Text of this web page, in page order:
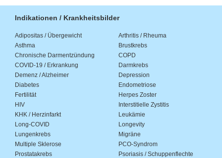
Indikationen / Krankheitsbilder
Adipositas / Übergewicht
Arthritis / Rheuma
Asthma
Brustkrebs
Chronische Darmentzündung
COPD
COVID-19 / Erkrankung
Darmkrebs
Demenz / Alzheimer
Depression
Diabetes
Endometriose
Fertilität
Herpes Zoster
HIV
Interstitielle Zystitis
KHK / Herzinfarkt
Leukämie
Long-COVID
Longevity
Lungenkrebs
Migräne
Multiple Sklerose
PCO-Syndrom
Prostatakrebs
Psoriasis / Schuppenflechte